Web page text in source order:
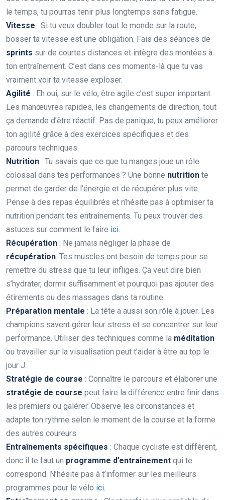
le temps, tu pourras tenir plus longtemps sans fatigue.
Vitesse : Si tu veux doubler tout le monde sur la route,
bosser ta vitesse est une obligation. Fais des séances de
sprints sur de courtes distances et intègre des montées à
ton entraînement. C’est dans ces moments-là que tu vas
vraiment voir ta vitesse exploser.
Agilité : Eh oui, sur le vélo, être agile c’est super important.
Les manœuvres rapides, les changements de direction, tout
ça demande d’être réactif. Pas de panique, tu peux améliorer
ton agilité grâce à des exercices spécifiques et des
parcours techniques.
Nutrition : Tu savais que ce que tu manges joue un rôle
colossal dans tes performances ? Une bonne nutrition te
permet de garder de l’énergie et de récupérer plus vite.
Pense à des repas équilibrés et n’hésite pas à optimiser ta
nutrition pendant tes entraînements. Tu peux trouver des
astuces sur comment le faire ici
Récupération : Ne jamais négliger la phase de
récupération . Tes muscles ont besoin de temps pour se
remettre du stress que tu leur infliges. Ça veut dire bien
s’hydrater, dormir suffisamment et pourquoi pas ajouter des
étirements ou des massages dans ta routine.
Préparation mentale : La tête a aussi son rôle à jouer. Les
champions savent gérer leur stress et se concentrer sur leur
performance. Utiliser des techniques comme la méditation
ou travailler sur la visualisation peut t’aider à être au top le
jour J.
Stratégie de course : Connaître le parcours et élaborer une
stratégie de course peut faire la différence entre finir dans
les premiers ou galérer. Observe les circonstances et
adapte ton rythme selon le moment de la course et la forme
des autres coureurs.
Entraînements spécifiques : Chaque cycliste est différent,
donc il te faut un programme d’entraînement qui te
correspond. N’hésite pas à t’informer sur les meilleurs
programmes pour le vélo ici